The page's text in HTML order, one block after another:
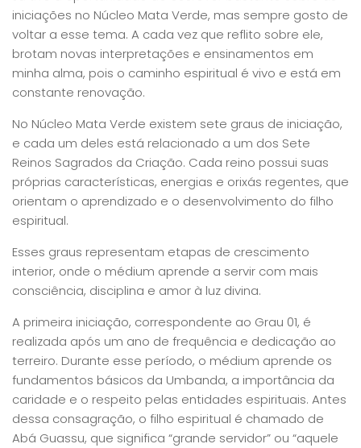
iniciações no Núcleo Mata Verde, mas sempre gosto de
voltar a esse tema. A cada vez que reflito sobre ele,
brotam novas interpretações e ensinamentos em
minha alma, pois o caminho espiritual é vivo e está em
constante renovação.
No Núcleo Mata Verde existem sete graus de iniciação,
e cada um deles está relacionado a um dos Sete
Reinos Sagrados da Criação. Cada reino possui suas
próprias características, energias e orixás regentes, que
orientam o aprendizado e o desenvolvimento do filho
espiritual.
Esses graus representam etapas de crescimento
interior, onde o médium aprende a servir com mais
consciência, disciplina e amor à luz divina.
A primeira iniciação, correspondente ao Grau 01, é
realizada após um ano de frequência e dedicação ao
terreiro. Durante esse período, o médium aprende os
fundamentos básicos da Umbanda, a importância da
caridade e o respeito pelas entidades espirituais. Antes
dessa consagração, o filho espiritual é chamado de
Abá Guassu, que significa “grande servidor” ou “aquele